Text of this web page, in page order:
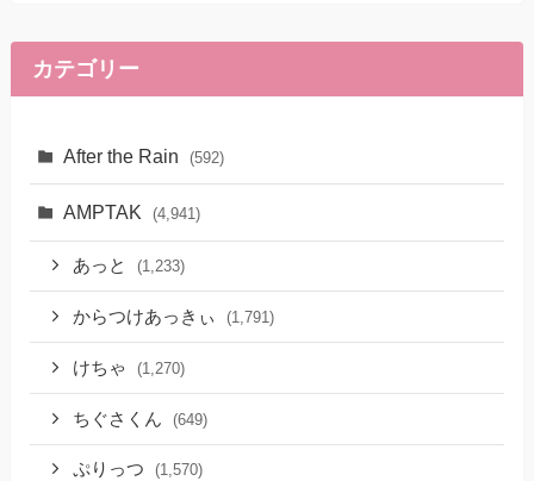
カテゴリー
After the Rain (592)
AMPTAK (4,941)
あっと (1,233)
からつけあっきぃ (1,791)
けちゃ (1,270)
ちぐさくん (649)
ぷりっつ (1,570)